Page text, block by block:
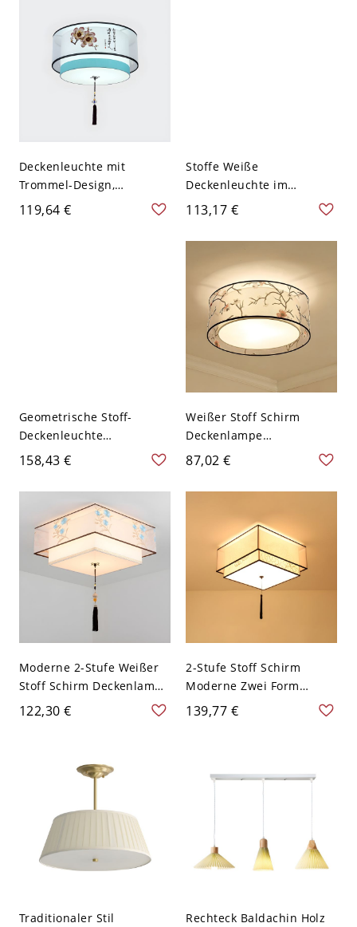
Deckenleuchte mit
Trommel-Design,
traditionelle Stoff-Nähe
zur Deckenbeleuchtung -
119,64 €
Stoffe Weiße
Deckenleuchte im
traditionellen schlichten
Stil aus Schmiedeeisen
mit geometrischem
Deckenarmatur für
Schlafzimmer - Weiß
110V-120V 40,64 cm
Quadrat
113,17 €
Geometrische Stoff-
Deckenleuchte
Minimalistische
Schlafzimmer-
Deckenleuchte in Kaffee -
Kaffee 110V-120V Rund
40,64 cm
158,43 €
Weißer Stoff Schirm
Deckenlampe
Traditionaler Stil Rote
Blumen Muster 5-Birne
Deckenleuchte - Weiß
87,02 €
Moderne 2-Stufe Weißer
Stoff Schirm Deckenlampe
mit Fransen Blumen
Muster 5-Birne
122,30 €
2-Stufe Stoff Schirm
Moderne Zwei Form
Deckenlampe Weiße
Deckenleuchte mit
139,77 €
Traditionaler Stil
Rechteck Baldachin Holz